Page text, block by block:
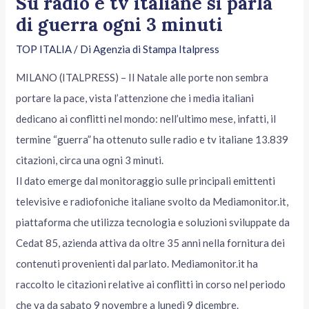
di guerra ogni 3 minuti
TOP ITALIA/ DiAgenzia di Stampa Italpress
MILANO (ITALPRESS) – Il Natale alle porte non sembra
portare la pace, vista l’attenzione che i media italiani
dedicano ai conflitti nel mondo: nell’ultimo mese, infatti, il
termine “guerra” ha ottenuto sulle radio e tv italiane 13.839
citazioni, circa una ogni 3 minuti.
Il dato emerge dal monitoraggio sulle principali emittenti
televisive e radiofoniche italiane svolto da Mediamonitor.it,
piattaforma che utilizza tecnologia e soluzioni sviluppate da
Cedat 85, azienda attiva da oltre 35 anni nella fornitura dei
contenuti provenienti dal parlato. Mediamonitor.it ha
raccolto le citazioni relative ai conflitti in corso nel periodo
che va da sabato 9 novembre a lunedì 9 dicembre.